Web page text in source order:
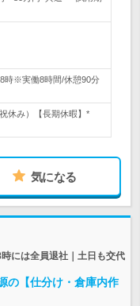
時※実働8時間/休憩90分
休み）【長期休暇】*
気になる
には全員退社｜土日も交代
の【仕分け・倉庫内作